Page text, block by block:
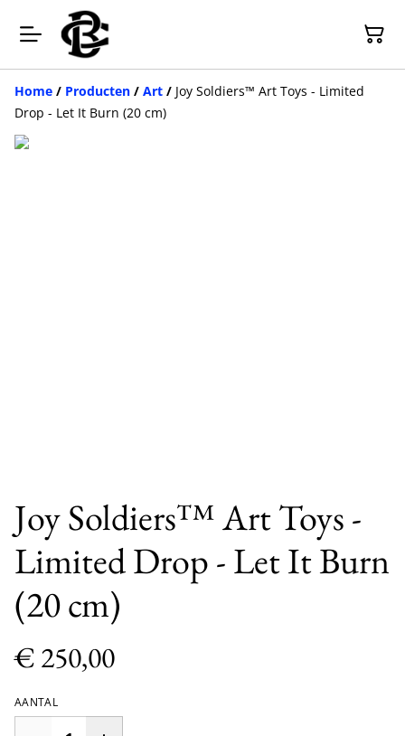
Home / Producten / Art / Joy Soldiers™ Art Toys - Limited
Drop - Let It Burn (20 cm)
Joy Soldiers™ Art Toys -
Limited Drop - Let It Burn
(20 cm)
€ 250,00
AANTAL